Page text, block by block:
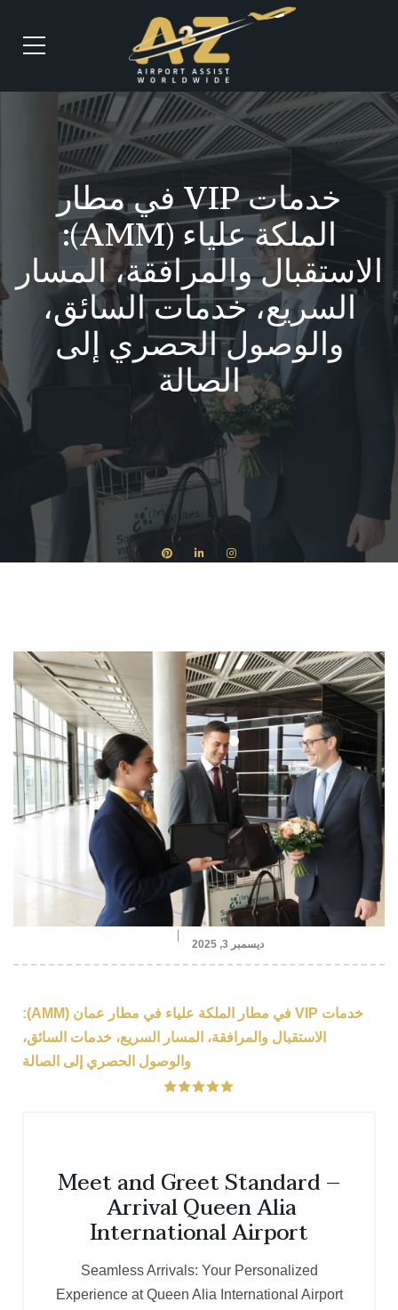
خدمات VIP في مطار
الملكة علياء (AMM):
الاستقبال والمرافقة، المسار
السريع، خدمات السائق،
والوصول الحصري إلى
الصالة
ديسمبر 3, 2025
خدمات VIP في مطار الملكة علياء في مطار عمان (AMM):
الاستقبال والمرافقة، المسار السريع، خدمات السائق،
والوصول الحصري إلى الصالة
Meet and Greet Standard –
Arrival Queen Alia
International Airport
Seamless Arrivals: Your Personalized
Experience at Queen Alia International Airport